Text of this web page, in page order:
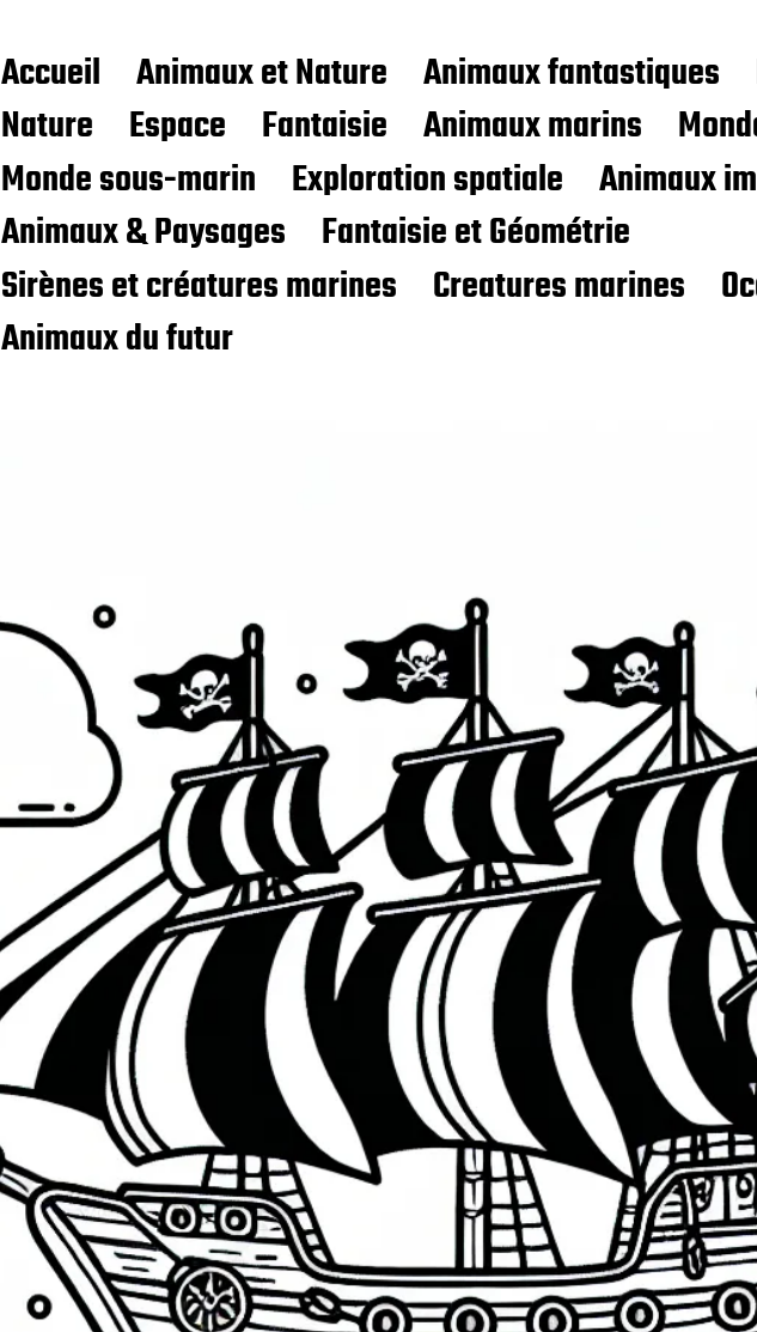
Accueil Animaux et Nature Animaux fantastiques
Nature
Espace Fantaisie Animaux marins
Monde sous-marin
Exploration spatiale
Animaux
Animaux & Paysages
Fantaisie et Géométrie
Sirènes et créatures marines
Creatures marines
Animaux du futur